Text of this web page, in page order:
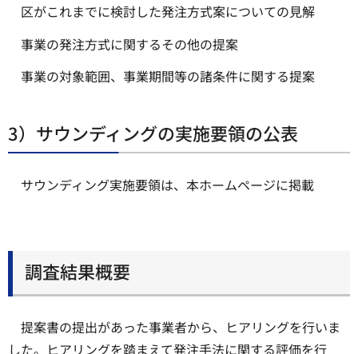
区がこれまでに検討した発注方式案についての見解
事業の発注方式に関するその他の提案
事業の対象範囲、事業期間等の諸条件に関する提案
3）サウンディングの実施要領の公表
サウンディング実施要領は、本ホームページに掲載
調査結果概要
提案書の提出があった事業者から、ヒアリングを行いま
した。ヒアリングを踏まえて発注手法に関する評価を行